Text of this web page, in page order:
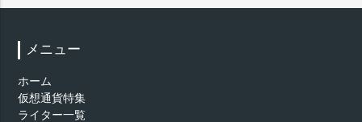
メニュー
ホーム
仮想通貨特集
ライター一覧